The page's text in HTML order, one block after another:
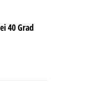
40 Grad